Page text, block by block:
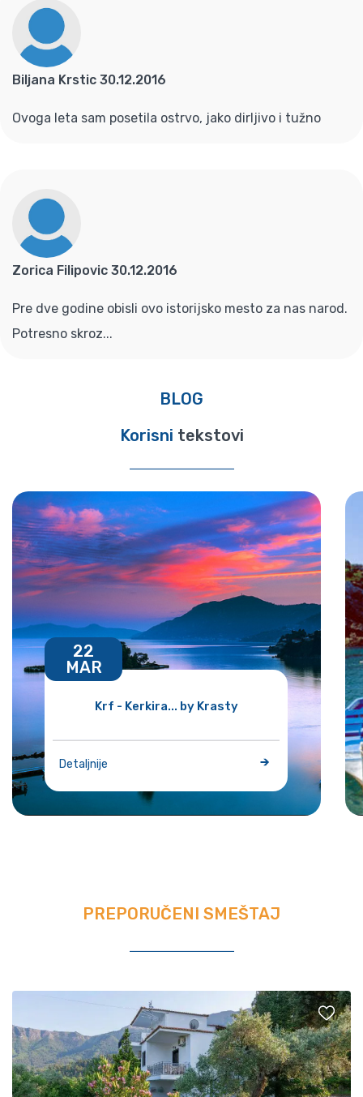
Biljana Krstic 30.12.2016
Ovoga leta sam posetila ostrvo, jako dirljivo i tužno
Zorica Filipovic 30.12.2016
Pre dve godine obisli ovo istorijsko mesto za nas narod.
Potresno skroz...
BLOG
Korisni tekstovi
Krf - Kerkira... by Krasty
Detaljnije
22
MAR
PREPORUČENI SMEŠTAJ